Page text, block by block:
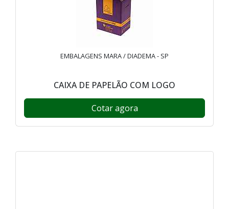
EMBALAGENS MARA / DIADEMA - SP
CAIXA DE PAPELÃO COM LOGO
Cotar agora